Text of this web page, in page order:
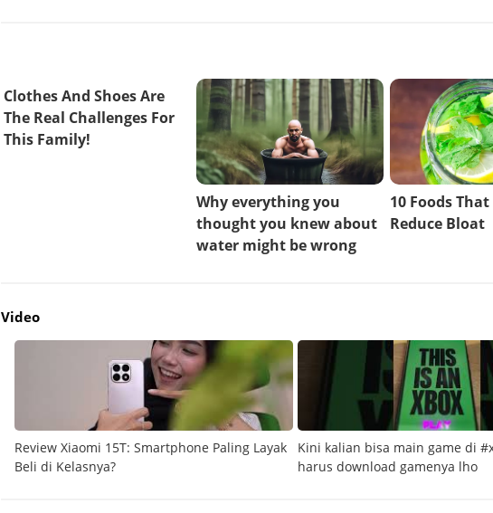
Video
Review Xiaomi 15T: Smartphone Paling Layak
Beli di Kelasnya?
Kini kalian bisa main game di
harus download gamenya lho